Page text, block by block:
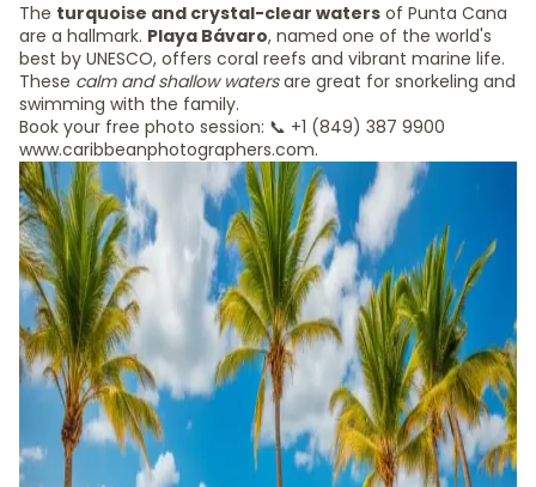
The turquoise and crystal-clear waters of Punta Cana
are a hallmark. Playa Bávaro, named one of the world's
best by UNESCO, offers coral reefs and vibrant marine life.
These calm and shallow watersare great for snorkeling and
swimming with the family.
Book your free photo session: 📞 +1 (849) 387 9900
www.caribbeanphotographers.com.